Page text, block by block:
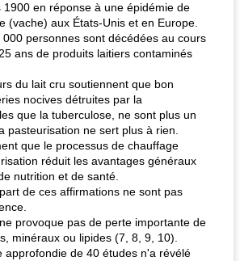
en réponse à une épidémie de
(vache) aux États-Unis et en Europe.
personnes sont décédées au cours
ans de produits laitiers contaminés
du lait cru soutiennent que bon
nocives détruites par la
que la tuberculose, ne sont plus un
pasteurisation ne sert plus à rien.
que le processus de chauffage
réduit les avantages généraux
nutrition et de santé.
de ces affirmations ne sont pas
provoque pas de perte importante de
minéraux ou lipides (7, 8, 9, 10).
approfondie de 40 études n'a révélé